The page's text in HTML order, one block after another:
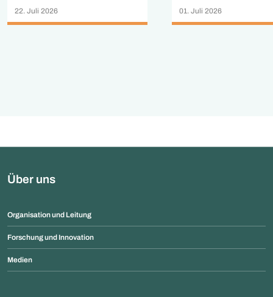
22. Juli 2026 01. Juli 2026
Über uns
Organisation und Leitung
Forschung und Innovation
Medien